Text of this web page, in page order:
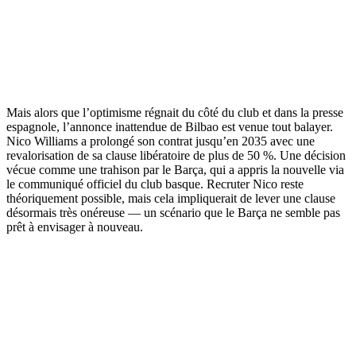
Mais alors que l’optimisme régnait du côté du club et dans la presse
espagnole, l’annonce inattendue de Bilbao est venue tout balayer.
Nico Williams a prolongé son contrat jusqu’en 2035 avec une
revalorisation de sa clause libératoire de plus de 50 %. Une décision
vécue comme une trahison par le Barça, qui a appris la nouvelle via
le communiqué officiel du club basque. Recruter Nico reste
théoriquement possible, mais cela impliquerait de lever une clause
désormais très onéreuse — un scénario que le Barça ne semble pas
prêt à envisager à nouveau.